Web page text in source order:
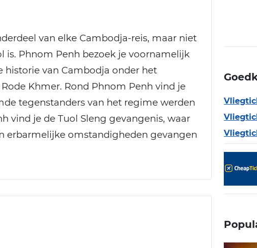
van elke Cambodja-reis, maar niet
is. Phnom Penh bezoek je voornamelijk
historie van Cambodja onder het
Khmer. Rond Phnom Penh vind je
tegenstanders van het regime werden
vind je de Tuol Sleng gevangenis, waar
erbarmelijke omstandigheden gevangen